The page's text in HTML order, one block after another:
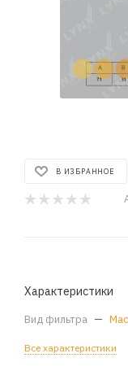
В ИЗБРАННОЕ
Характеристики
Вид фильтра —
Все характеристики